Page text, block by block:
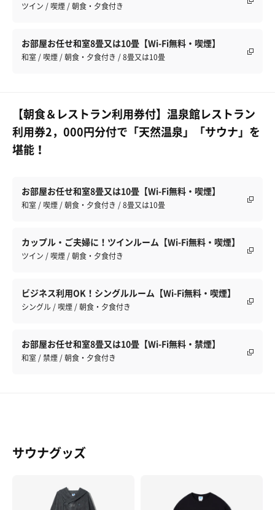
ツイン / 喫煙 / 朝食・夕食付き
お部屋お任せ和室8畳又は10畳【Wi-Fi無料・喫煙】
和室 / 喫煙 / 朝食・夕食付き / 8畳又は10畳
【朝食＆レストラン利用券付】温泉館レストラン
利用券2，000円分付で「天然温泉」「サウナ」を
堪能！
お部屋お任せ和室8畳又は10畳【Wi-Fi無料・喫煙】
和室 / 喫煙 / 朝食・夕食付き / 8畳又は10畳
カップル・ご夫婦に！ツインルーム【Wi-Fi無料・喫煙】
ツイン / 喫煙 / 朝食・夕食付き
ビジネス利用OK！シングルルーム【Wi-Fi無料・喫煙】
シングル / 喫煙 / 朝食・夕食付き
お部屋お任せ和室8畳又は10畳【Wi-Fi無料・禁煙】
和室 / 禁煙 / 朝食・夕食付き
サウナグッズ